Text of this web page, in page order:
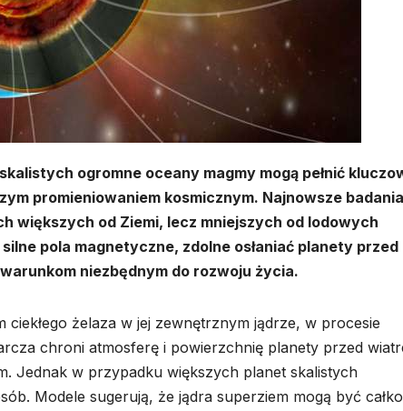
ogromne oceany magmy mogą pełnić
promieniowaniem kosmicznym. Najnowsze badania
większych od Ziemi, lecz mniejszych od lodowych
pola magnetyczne, zdolne osłaniać planety przed
niezbędnym do rozwoju życia.
żelaza w jej zewnętrznym jądrze, w procesie
chroni atmosferę i powierzchnię planety przed
Jednak w przypadku większych planet skalistych
Modele sugerują, że jądra superziem mogą być